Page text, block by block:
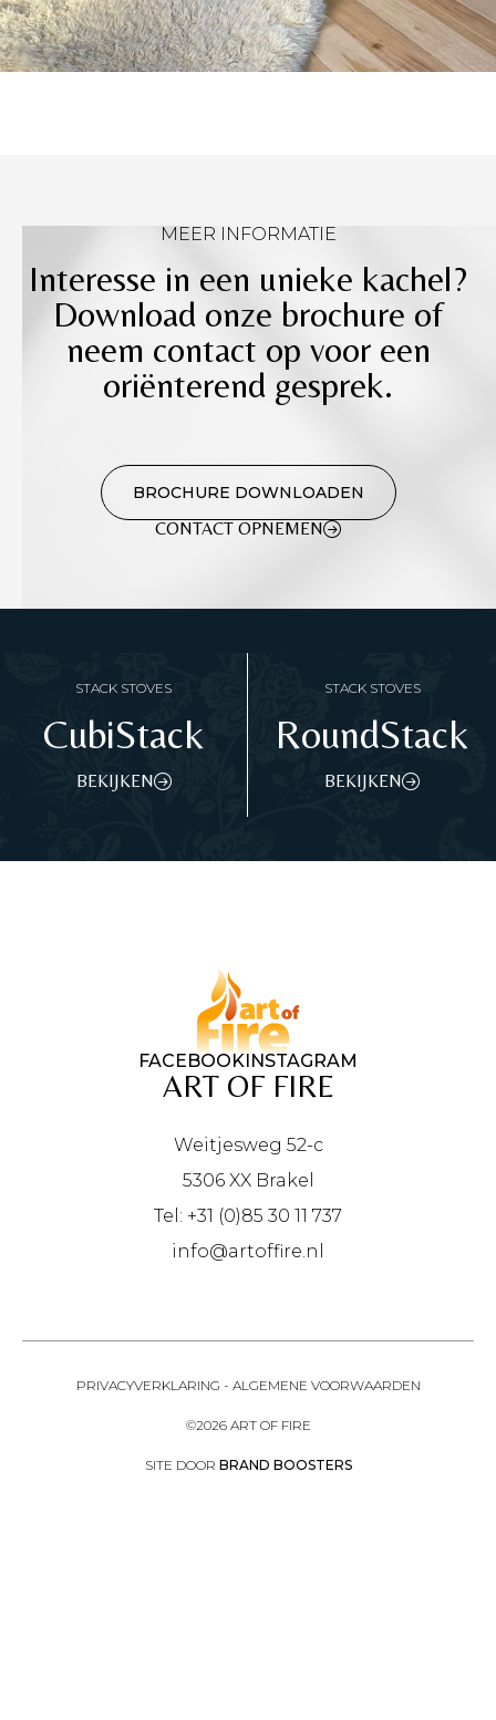
MEER INFORMATIE
Interesse in een unieke kachel?
Download onze brochure of
neem contact op voor een
oriënterend gesprek.
BROCHURE DOWNLOADEN
CONTACT OPNEMEN
STACK STOVES
CubiStack
BEKIJKEN
STACK STOVES
RoundStack
BEKIJKEN
FACEBOOKINSTAGRAM
ART OF FIRE
Weitjesweg 52-c
5306 XX Brakel
Tel: +31 (0)85 30 11 737
info@artoffire.nl
PRIVACYVERKLARING - ALGEMENE VOORWAARDEN
©2026 ART OF FIRE
SITE DOOR BRAND BOOSTERS